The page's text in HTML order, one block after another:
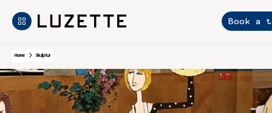
content
Book a
Home Skulptur